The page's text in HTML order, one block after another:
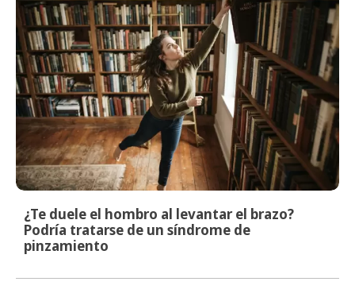
¿Te duele el hombro al levantar el brazo?
Podría tratarse de un síndrome de
pinzamiento